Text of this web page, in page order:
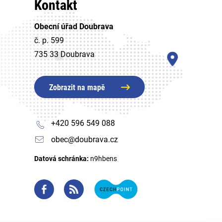
Kontakt
Obecní úřad Doubrava
č. p. 599
735 33 Doubrava
Zobrazit na mapě
+420 596 549 088
obec@doubrava.cz
Datová schránka: n9hbens